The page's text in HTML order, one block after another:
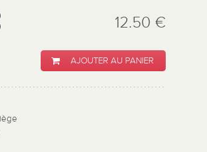
12.50 €
AJOUTER AU PANIER